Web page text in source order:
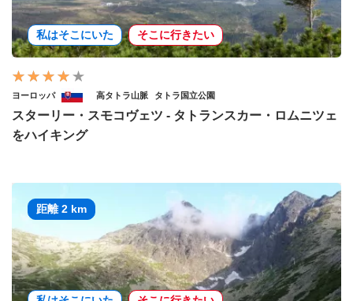
私はそこにいた そこに行きたい
ヨーロッパ 高タトラ山脈 タトラ国立公園
スターリー・スモコヴェツ - タトランスカー・ロムニツェ
をハイキング
距離 2 km